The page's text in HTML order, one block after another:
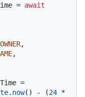
= await
,
,
=
. now() - (24